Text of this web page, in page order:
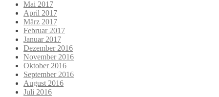
Mai 2017
April 2017
März 2017
Februar 2017
Januar 2017
Dezember 2016
November 2016
Oktober 2016
September 2016
August 2016
Juli 2016